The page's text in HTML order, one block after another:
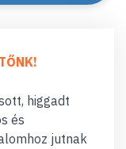
higgadt
és
jutnak